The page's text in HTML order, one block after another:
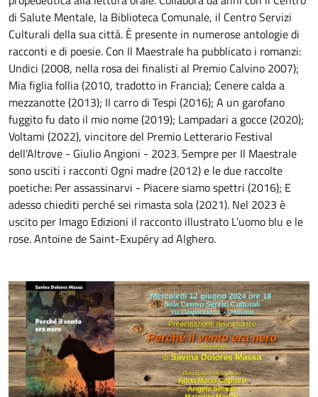
di Salute Mentale, la Biblioteca Comunale, il Centro Servizi
Culturali della sua città. È presente in numerose antologie di
racconti e di poesie. Con Il Maestrale ha pubblicato i romanzi:
Undici (2008, nella rosa dei finalisti al Premio Calvino 2007);
Mia figlia follia (2010, tradotto in Francia); Cenere calda a
mezzanotte (2013); Il carro di Tespi (2016); A un garofano
fuggito fu dato il mio nome (2019); Lampadari a gocce (2020);
Voltami (2022), vincitore del Premio Letterario Festival
dell'Altrove - Giulio Angioni - 2023. Sempre per Il Maestrale
sono usciti i racconti Ogni madre (2012) e le due raccolte
poetiche: Per assassinarvi - Piacere siamo spettri (2016); E
adesso chiediti perché sei rimasta sola (2021). Nel 2023 è
uscito per Imago Edizioni il racconto illustrato L’uomo blu e le
rose. Antoine de Saint-Exupéry ad Alghero.